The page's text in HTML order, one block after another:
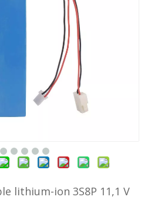
lithium-ion 3S8P 11,1 V